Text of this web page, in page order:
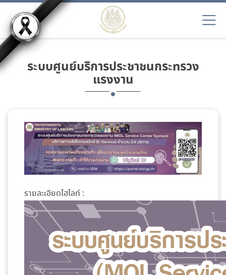
ระบบศูนย์บริการประชาชนกระทรวง
แรงงาน
รายละเอียดไฮไลท์ :